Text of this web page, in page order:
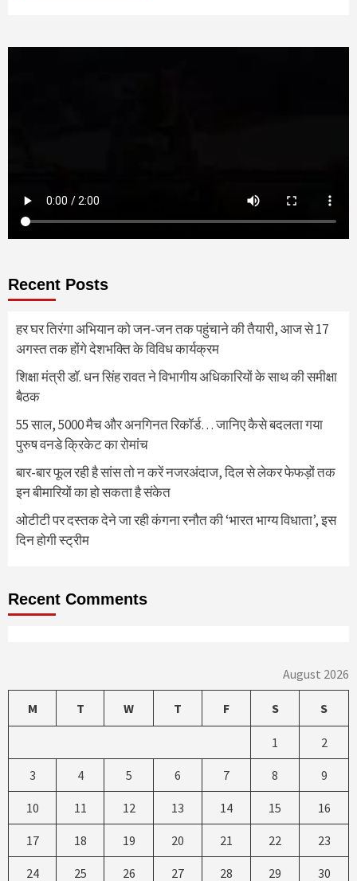
Recent Posts
हर घर तिरंगा अभियान को जन-जन तक पहुंचाने की तैयारी, आज से 17
अगस्त तक होंगे देशभक्ति के विविध कार्यक्रम
शिक्षा मंत्री डॉ. धन सिंह रावत ने विभागीय अधिकारियों के साथ की समीक्षा
बैठक
55 साल, 5000 मैच और अनगिनत रिकॉर्ड… जानिए कैसे बदलता गया
पुरुष वनडे क्रिकेट का रोमांच
बार-बार फूल रही है सांस तो न करें नजरअंदाज, दिल से लेकर फेफड़ों तक
इन बीमारियों का हो सकता है संकेत
ओटीटी पर दस्तक देने जा रही कंगना रनौत की ‘भारत भाग्य विधाता’, इस
दिन होगी स्ट्रीम
Recent Comments
August 2026
M T W T F S S
1 2
3 4 5 6 7 8 9
10 11 12 13 14 15 16
17 18 19 20 21 22 23
24 25 26 27 28 29 30